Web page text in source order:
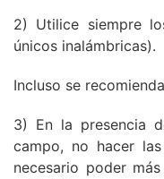
2) Utilice siempre
únicos inalámbricas).
Incluso se
3) En la presencia
campo, no hacer
necesario poder